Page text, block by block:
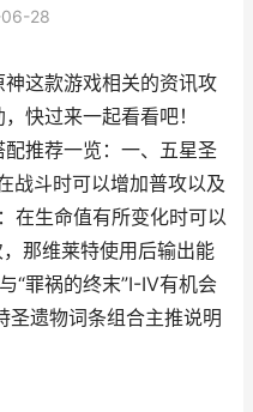
28
这款游戏相关的资讯攻
快过来一起看看吧！
配推荐一览：一、五星圣
战斗时可以增加普攻以及
在生命值有所变化时可以
那维莱特使用后输出能
“罪祸的终末”I-IV有机会
圣遗物词条组合主推说明